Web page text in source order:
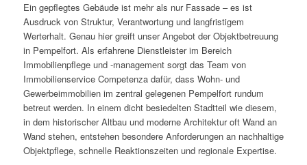
Ein gepflegtes Gebäude ist mehr als nur Fassade – es ist
Ausdruck von Struktur, Verantwortung und langfristigem
Werterhalt. Genau hier greift unser Angebot der Objektbetreuung
in Pempelfort. Als erfahrene Dienstleister im Bereich
Immobilienpflege und -management sorgt das Team von
Immobilienservice Competenza dafür, dass Wohn- und
Gewerbeimmobilien im zentral gelegenen Pempelfort rundum
betreut werden. In einem dicht besiedelten Stadtteil wie diesem,
in dem historischer Altbau und moderne Architektur oft Wand an
Wand stehen, entstehen besondere Anforderungen an nachhaltige
Objektpflege, schnelle Reaktionszeiten und regionale Expertise.